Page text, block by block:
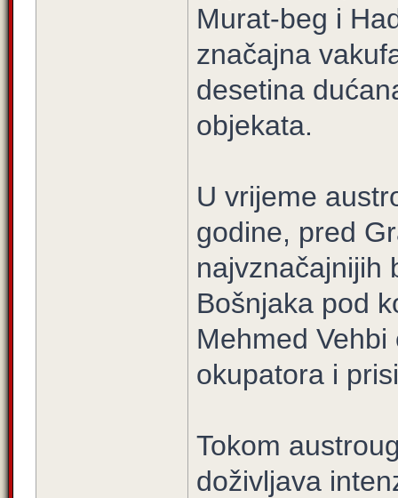
Murat-beg i
značajna
desetina
objekata.
U vrijeme
godine, pred
najvznačajnijih
Bošnjaka pod
Mehmed
okupatora i
Tokom
doživljava